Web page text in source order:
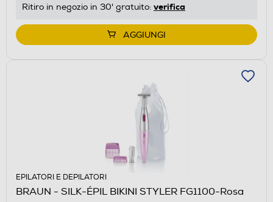
Ritiro in negozio in 30' gratuito: verifica
AGGIUNGI
EPILATORI E DEPILATORI
BRAUN - SILK-ÉPIL BIKINI STYLER FG1100-Rosa